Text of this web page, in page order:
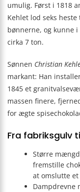
umulig. Først i 1818
Kehlet lod seks
bønnerne, og kunne
cirka 7 ton.
Sønnen Christian
markant: Han
1845 et
massen finere,
for ægte
Fra fabriksgulv
Større
fremstille
at omslutte
Dampdrevne